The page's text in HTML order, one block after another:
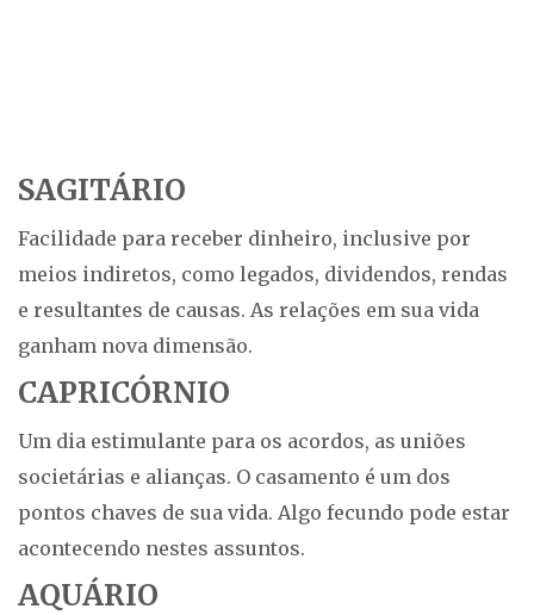
SAGITÁRIO
Facilidade para receber dinheiro, inclusive por
meios indiretos, como legados, dividendos, rendas
e resultantes de causas. As relações em sua vida
ganham nova dimensão.
CAPRICÓRNIO
Um dia estimulante para os acordos, as uniões
societárias e alianças. O casamento é um dos
pontos chaves de sua vida. Algo fecundo pode estar
acontecendo nestes assuntos.
AQUÁRIO